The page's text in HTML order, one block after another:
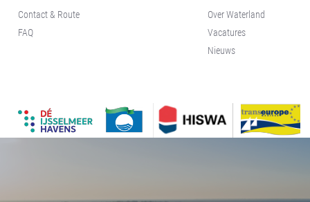
Contact & Route
FAQ
Over Waterland
Vacatures
Nieuws